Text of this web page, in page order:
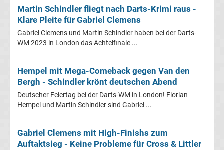
Ligue
1
Süper
Ergebnisse
Martin Schindler fliegt nach Darts-Krimi raus -
Klare Pleite für Gabriel Clemens
Gabriel Clemens und Martin Schindler haben bei der Darts-
WM 2023 in London das Achtelfinale ...
Hempel mit Mega-Comeback gegen Van den
Bergh - Schindler krönt deutschen Abend
Deutscher Feiertag bei der Darts-WM in London! Florian
Hempel und Martin Schindler sind Gabriel ...
Gabriel Clemens mit High-Finishs zum
Auftaktsieg - Keine Probleme für Cross & Littler